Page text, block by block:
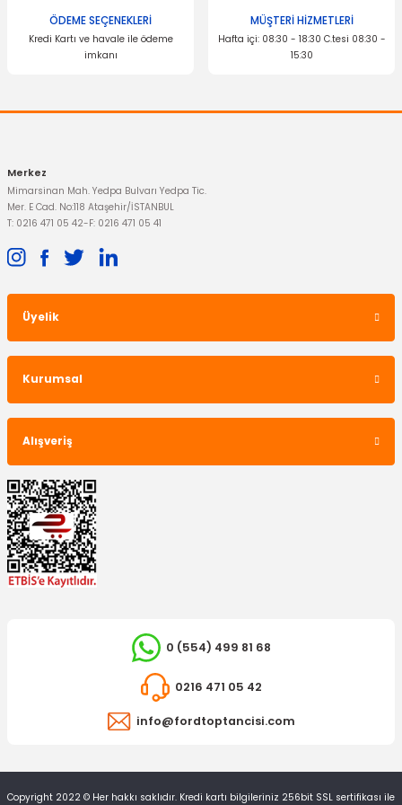
Benzin Filtresi Fiesta Fusion
OTOSAN
Debriyaj Seti Fiesta / Fusion Triptonik
ÖDEME SEÇENEKLERİ
Kredi Kartı ve havale ile ödeme
imkanı
MÜŞTERİ HİZMETLERİ
Hafta içi: 08:30 - 18:30 C.tesi 08:30 -
15:30
Merkez
Mimarsinan Mah. Yedpa Bulvarı Yedpa Tic.
Mer. E Cad. No:118 Ataşehir/İSTANBUL
T: 0216 471 05 42-F: 0216 471 05 41
Üyelik
Kurumsal
Alışveriş
0 (554) 499 81 68
0216 471 05 42
info@fordtoptancisi.com
Copyright 2022 © Her hakkı saklıdır. Kredi kartı bilgileriniz 256bit SSL sertifikası ile